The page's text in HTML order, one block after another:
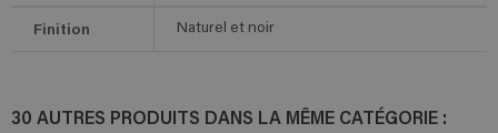
Finition Naturel et noir
30 AUTRES PRODUITS DANS LA MÊME CATÉGORIE :